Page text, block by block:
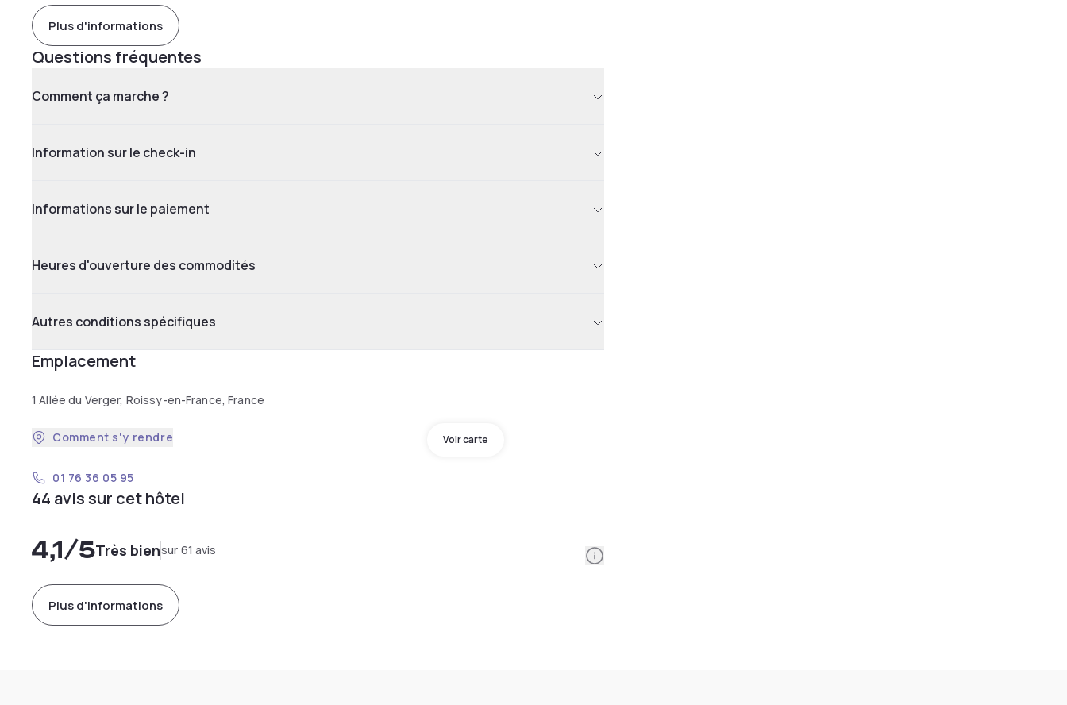
Plus d'informations
Questions fréquentes
Comment ça marche ?
Information sur le check-in
Informations sur le paiement
Heures d'ouverture des commodités
Autres conditions spécifiques
Emplacement
1 Allée du Verger, Roissy-en-France, France
Voir carte
Comment s'y rendre
01 76 36 05 95
44 avis sur cet hôtel
4,1/5Très biensur 61 avis Information
Plus d'informations